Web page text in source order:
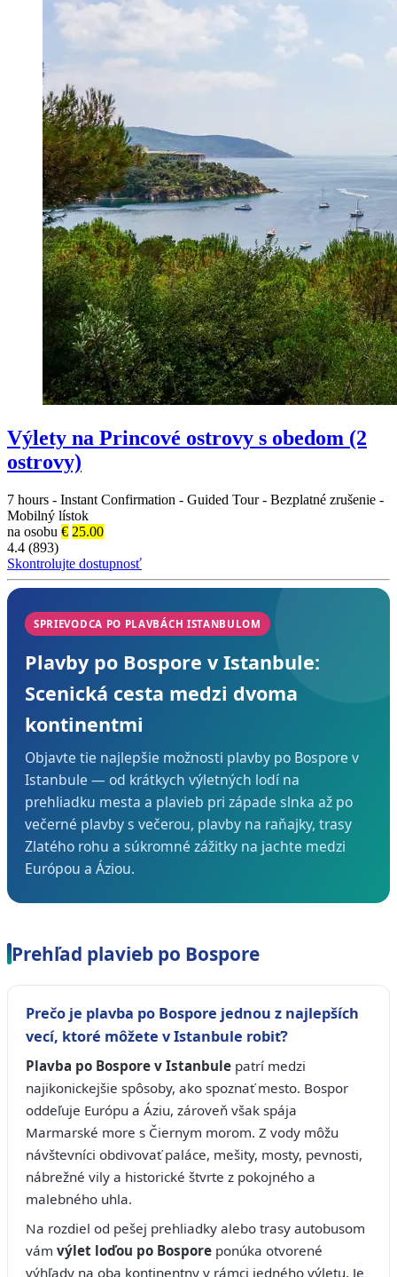
Výlety na Princové ostrovy s obedom (2
ostrovy)
7 hours - Instant Confirmation - Guided Tour - Bezplatné zrušenie -
Mobilný lístok
na osobu € 25.00
4.4 (893)
Skontrolujte dostupnosť
SPRIEVODCA PO PLAVBÁCH ISTANBULOM
Plavby po Bospore v Istanbule:
Scenická cesta medzi dvoma
kontinentmi
Objavte tie najlepšie možnosti plavby po Bospore v
Istanbule — od krátkych výletných lodí na
prehliadku mesta a plavieb pri západe slnka až po
večerné plavby s večerou, plavby na raňajky, trasy
Zlatého rohu a súkromné zážitky na jachte medzi
Európou a Áziou.
Prehľad plavieb po Bospore
Prečo je plavba po Bospore jednou z najlepších
vecí, ktoré môžete v Istanbule robiť?
Plavba po Bospore v Istanbule patrí medzi
najikonickejšie spôsoby, ako spoznať mesto. Bospor
oddeľuje Európu a Áziu, zároveň však spája
Marmarské more s Čiernym morom. Z vody môžu
návštevníci obdivovať paláce, mešity, mosty, pevnosti,
nábrežné vily a historické štvrte z pokojného a
malebného uhla.
Na rozdiel od pešej prehliadky alebo trasy autobusom
vám výlet loďou po Bospore ponúka otvorené
výhľady na oba kontinentny v rámci jedného výletu. Je